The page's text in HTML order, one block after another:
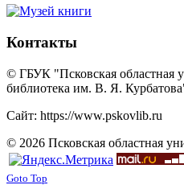
Контакты
© ГБУК "Псковская областная
библиотека им. В. Я.
Сайт: https://www.pskovlib.ru
© 2026 Псковская областная
Goto Top